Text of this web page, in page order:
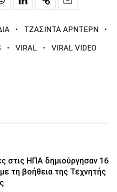
· ΤΖΑΣΙΝΤΑ ΑΡΝΤΕΡΝ ·
· VIRAL · VIRAL VIDEO
στις ΗΠΑ δημιούργησαν 16
τη βοήθεια της Τεχνητής